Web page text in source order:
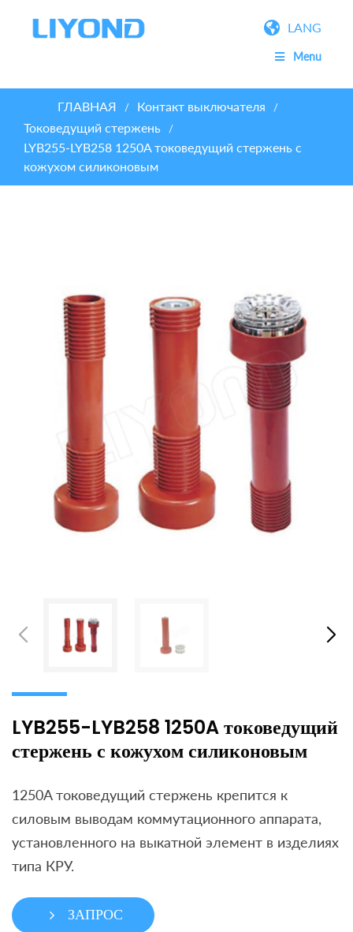
LANG
Menu
ГЛАВНАЯ / Контакт выключателя /
Токоведущий стержень /
LYB255-LYB258 1250A токоведущий стержень с
кожухом силиконовым
LYB255-LYB258 1250A токоведущий
стержень с кожухом силиконовым
1250A токоведущий стержень крепится к
силовым выводам коммутационного аппарата,
установленного на выкатной элемент в изделиях
типа КРУ.
ЗАПРОС